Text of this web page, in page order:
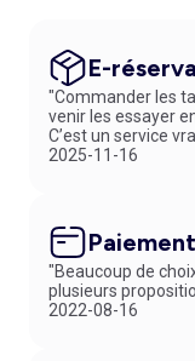
E-
"Commander les
venir les essayer
C’est un service
2025-11-16
Paiement
"Beaucoup de
plusieurs
2022-08-16